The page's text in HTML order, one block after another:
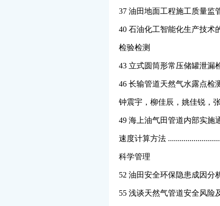
37 油田地面工程施工质量监
40 石油化工智能化生产技术
检验检测
43 立式圆筒形常压储罐泄漏
46 长输管道天然气水露点检
钟震宇，柳佳辰，姚佳锐，
49 海上油气田管道内部实施
速度计算方法
科学管理
52 油田安全环保隐患成因分
55 浅谈天然气管道安全风险